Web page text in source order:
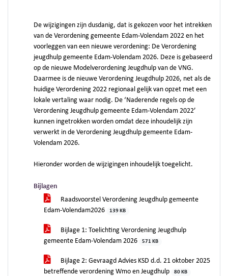
De wijzigingen zijn dusdanig, dat is gekozen voor het intrekken
van de Verordening gemeente Edam-Volendam 2022 en het
voorleggen van een nieuwe verordening: De Verordening
jeugdhulp gemeente Edam-Volendam 2026. Deze is gebaseerd
op de nieuwe Modelverordening Jeugdhulp van de VNG.
Daarmee is de nieuwe Verordening Jeugdhulp 2026, net als de
huidige Verordening 2022 regionaal gelijk van opzet met een
lokale vertaling waar nodig. De ‘Naderende regels op de
Verordening Jeugdhulp gemeente Edam-Volendam 2022’
kunnen ingetrokken worden omdat deze inhoudelijk zijn
verwerkt in de Verordening Jeugdhulp gemeente Edam-
Volendam 2026.
Hieronder worden de wijzigingen inhoudelijk toegelicht.
Bijlagen
Raadsvoorstel Verordening Jeugdhulp gemeente
Edam-Volendam2026
139 KB
Bijlage 1: Toelichting Verordening Jeugdhulp
gemeente Edam-Volendam 2026
571 KB
Bijlage 2: Gevraagd Advies KSD d.d. 21 oktober 2025
betreffende verordening Wmo en Jeugdhulp
80 KB